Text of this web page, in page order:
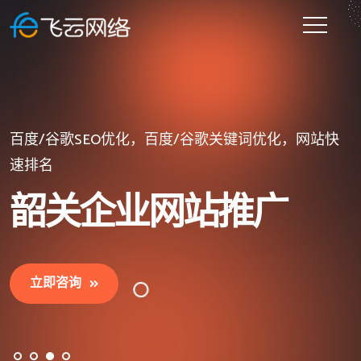
提供一站式企业网站建设的网站建设公司
韶关企业网站建设
微信小程序开发、百度小程序、抖音/头条小程序开发
等
韶关小程序开发
立即咨询
百度/谷歌SEO优化，百度/谷歌关键词优化，网站快
速排名
韶关企业网站推广
立即咨询